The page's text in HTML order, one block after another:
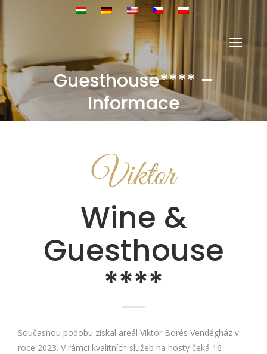
Guesthouse**** –
Informace
You are here:
Viktor
Wine &
Guesthouse
****
Současnou podobu získal areál Viktor Borés Vendégház v
roce 2023. V rámci kvalitních služeb na hosty čeká 16